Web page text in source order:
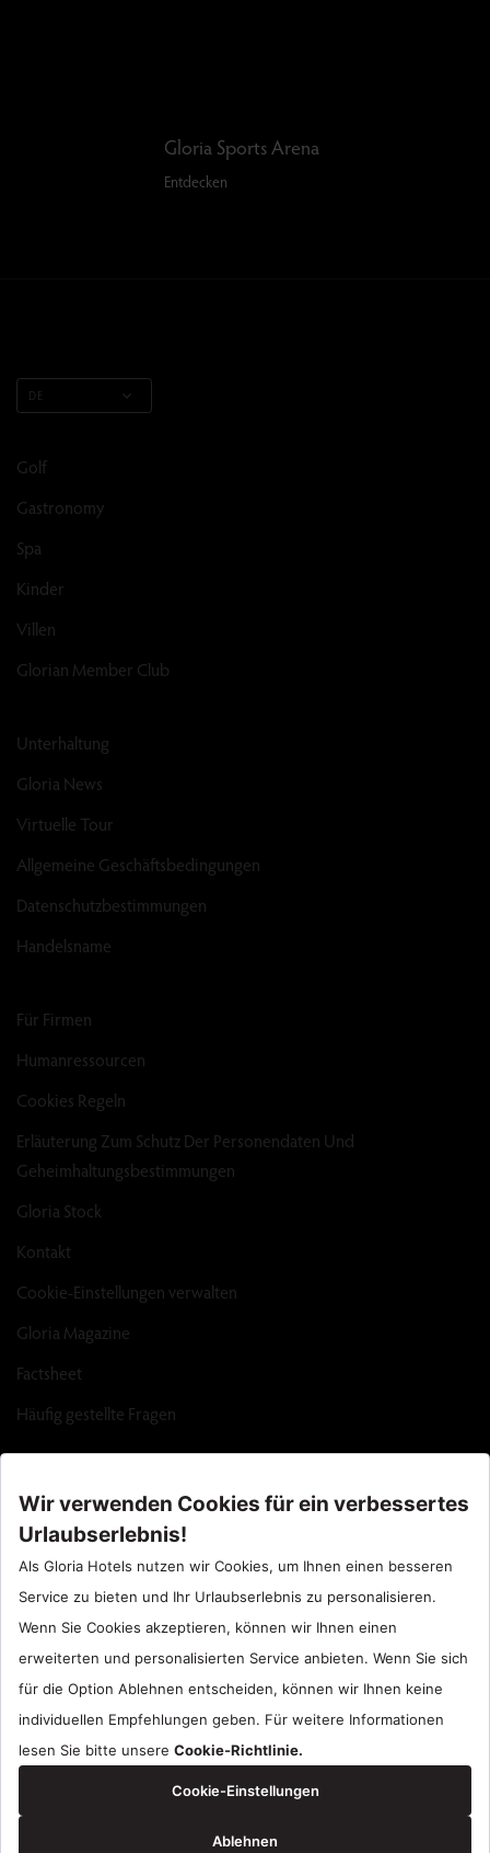
Gloria Sports Arena
Entdecken
DE
Golf
Gastronomy
Spa
Kinder
Villen
Glorian Member Club
Unterhaltung
Gloria News
Virtuelle Tour
Allgemeine Geschäftsbedingungen
Datenschutzbestimmungen
Handelsname
Für Firmen
Humanressourcen
Cookies Regeln
Erläuterung Zum Schutz Der Personendaten Und
Geheimhaltungsbestimmungen
Gloria Stock
Kontakt
Cookie-Einstellungen verwalten
Gloria Magazine
Factsheet
Häufig gestellte Fragen
Call Center : 90 242 710 06 00
Hotel Santral : 90534 461 97 97
Gloria Hotels & Resorts sind eine Marke